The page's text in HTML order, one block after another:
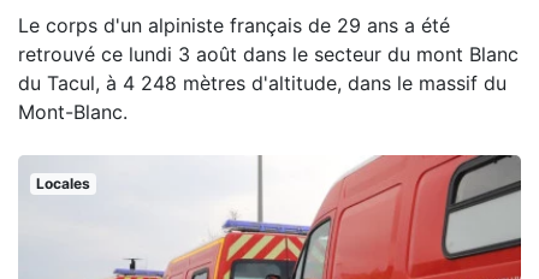
Le corps d'un alpiniste français de 29 ans a été
retrouvé ce lundi 3 août dans le secteur du mont Blanc
du Tacul, à 4 248 mètres d'altitude, dans le massif du
Mont-Blanc.
Locales